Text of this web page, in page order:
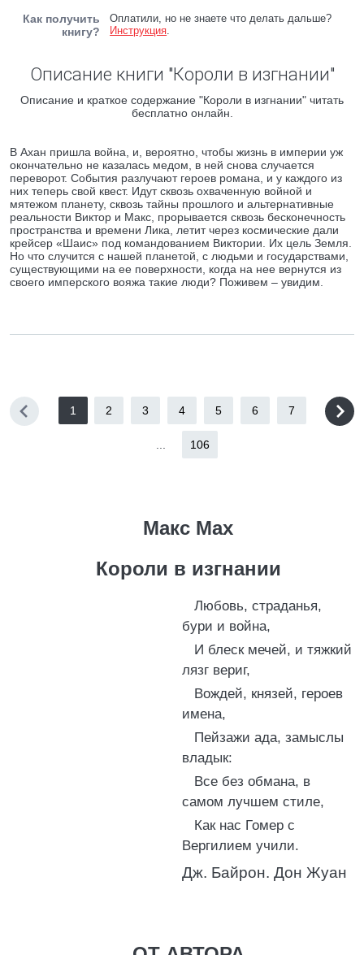
Как получить
книгу?
Оплатили, но не знаете что делать дальше?
Инструкция.
Описание книги "Короли в изгнании"
Описание и краткое содержание "Короли в изгнании" читать
бесплатно онлайн.
В Ахан пришла война, и, вероятно, чтобы жизнь в империи уж
окончательно не казалась медом, в ней снова случается
переворот. События разлучают героев романа, и у каждого из
них теперь свой квест. Идут сквозь охваченную войной и
мятежом планету, сквозь тайны прошлого и альтернативные
реальности Виктор и Макс, прорывается сквозь бесконечность
пространства и времени Лика, летит через космические дали
крейсер «Шаис» под командованием Виктории. Их цель Земля.
Но что случится с нашей планетой, с людьми и государствами,
существующими на ее поверхности, когда на нее вернутся из
своего имперского вояжа такие люди? Поживем – увидим.
1 2 3 4 5 6 7
106
Макс Мах
Короли в изгнании
Любовь, страданья,
бури и война,
И блеск мечей, и тяжкий
лязг вериг,
Вождей, князей, героев
имена,
Пейзажи ада, замыслы
владык:
Все без обмана, в
самом лучшем стиле,
Как нас Гомер с
Вергилием учили.
Дж. Байрон. Дон Жуан